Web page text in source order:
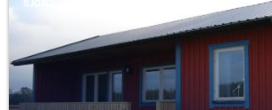
SJOBO